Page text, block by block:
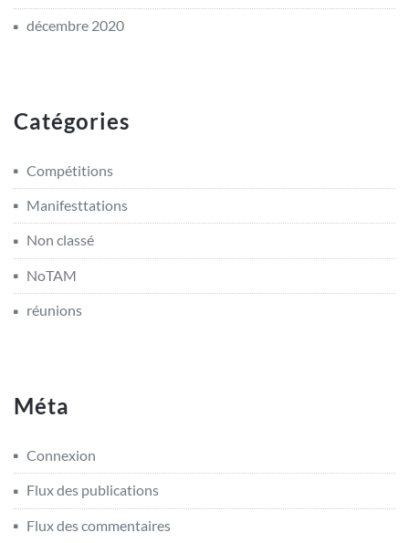
décembre 2020
Catégories
Compétitions
Manifesttations
Non classé
NoTAM
réunions
Méta
Connexion
Flux des publications
Flux des commentaires